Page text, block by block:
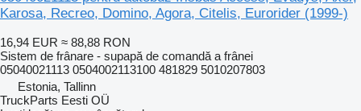
Karosa, Recreo, Domino, Agora, Citelis, Eurorider (1999-)
16,94 EUR ≈ 88,88 RON
Sistem de frânare - supapă de comandă a frânei
05040021113 0504002113100 481829 5010207803
Estonia, Tallinn
TruckParts Eesti OÜ